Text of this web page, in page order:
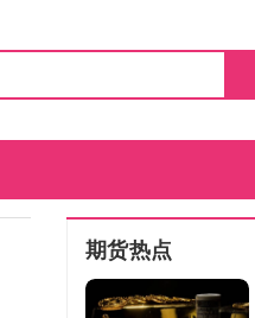
期货热点